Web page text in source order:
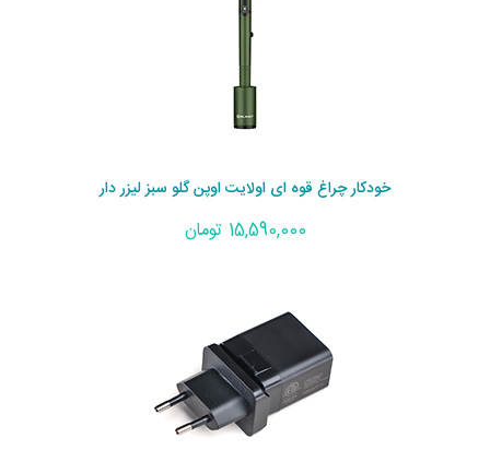
خودکار چراغ قوه ای اولایت اوپن گلو سبز لیزر دار
15,590,000 تومان